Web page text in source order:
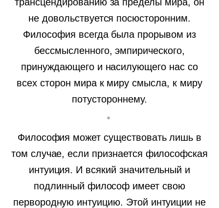
не довольствуется посюсторонним.
Философия всегда была прорывом из
бессмысленного, эмпирического,
принуждающего и насилующего нас со
всех сторон мира к миру смысла, к миру
потустороннему.
Философия может существовать лишь в
том случае, если признается философская
интуиция. И всякий значительный и
подлинный философ имеет свою
первородную интуицию. Этой интуиции не